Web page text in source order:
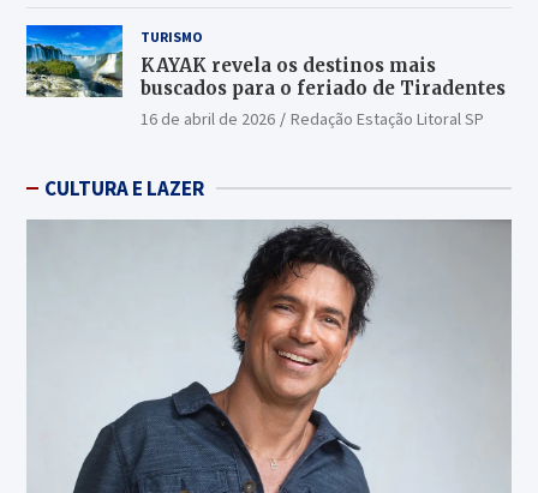
TURISMO
KAYAK revela os destinos mais
buscados para o feriado de Tiradentes
16 de abril de 2026 Redação Estação Litoral SP
CULTURA E LAZER